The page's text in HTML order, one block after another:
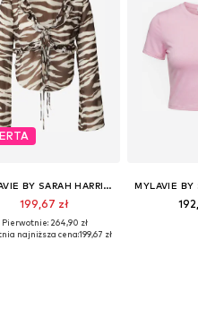
MYLAVIE BY SARAH HARRISON
199,67 zł
Pierwotnie: 264,90 zł
najniższa cena:199,67 zł